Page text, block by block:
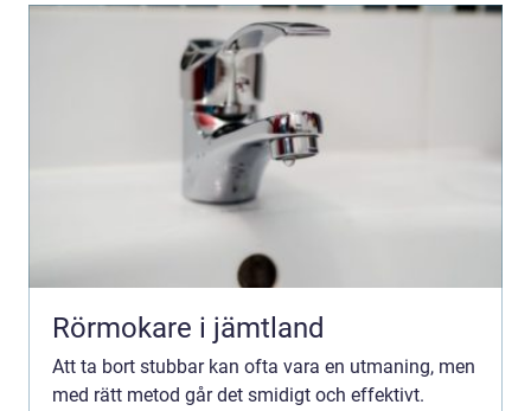
Rörmokare i jämtland
Att ta bort stubbar kan ofta vara en utmaning, men
med rätt metod går det smidigt och effektivt.